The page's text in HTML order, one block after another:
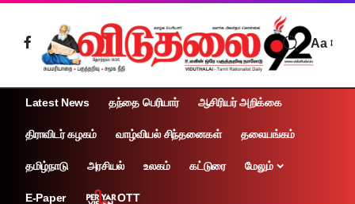
Aa
Latest News தந்தை பெரியார் ஆசிரியர் அறிக்கை
திராவிடர் கழகம் வாழ்வியல் சிந்தனைகள் தலையங்கம்
தமிழ்நாடு அரசியல் உலகம் கட்டுரை மேலும்
E-Paper OTT